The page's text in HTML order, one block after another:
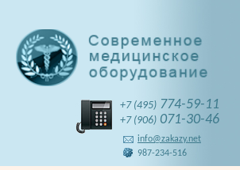
+7 (495) 774-59-11
+7 (906) 071-30-46
info@zakazy.net
987-234-516